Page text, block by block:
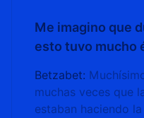
Me imagino que
esto tuvo mucho
Betzabet:
muchas veces que
estaban haciendo